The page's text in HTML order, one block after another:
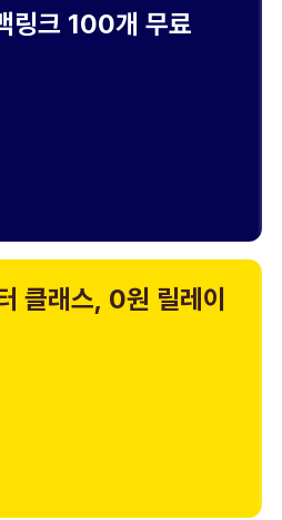
링크 100개 무료
클래스, 0원 릴레이